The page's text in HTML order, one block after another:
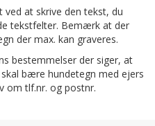
at skrive den tekst, du
tekstfelter. Bemærk at der
der max. kan graveres.
bestemmelser der siger, at
bære hundetegn med ejers
om tlf.nr. og postnr.